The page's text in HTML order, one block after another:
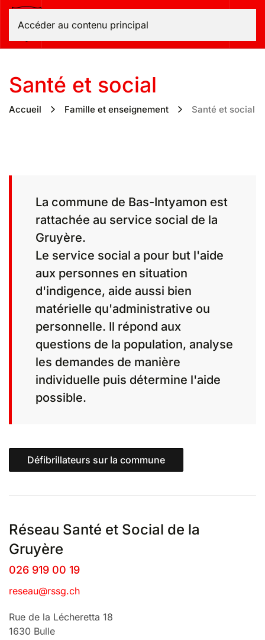
Accéder au contenu principal
Bas-Intyamon
Santé et social
Accueil Famille et enseignement Santé et social
La commune de Bas-Intyamon est
rattachée au service social de la
Gruyère.
Le service social a pour but l'aide
aux personnes en situation
d'indigence, aide aussi bien
matérielle qu'administrative ou
personnelle. Il répond aux
questions de la population, analyse
les demandes de manière
individuelle puis détermine l'aide
possible.
Défibrillateurs sur la commune
Réseau Santé et Social de la
Gruyère
026 919 00 19
reseau@rssg.ch
Rue de la Lécheretta 18
1630 Bulle